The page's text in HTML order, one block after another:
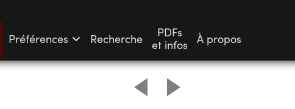
Préférences Recherche
PDFs
et infos
À propos